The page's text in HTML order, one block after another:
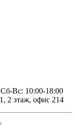
Вс: 10:00-18:00
2 этаж, офис 214